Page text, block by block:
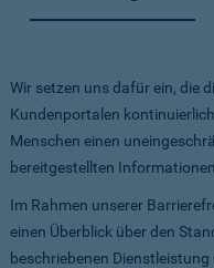
Wir setzen uns dafür ein, die
Kundenportalen
Menschen einen
bereitgestellten
Im Rahmen unserer
einen Überblick über den
beschriebenen